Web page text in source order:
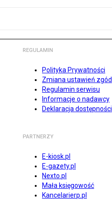
REGULAMIN
Polityka Prywatności
Zmiana ustawień zgód
Regulamin serwisu
Informacje o nadawcy
Deklaracja dostępności
PARTNERZY
E-kiosk.pl
E-gazety.pl
Nexto.pl
Mała księgowość
Kancelarierp.pl